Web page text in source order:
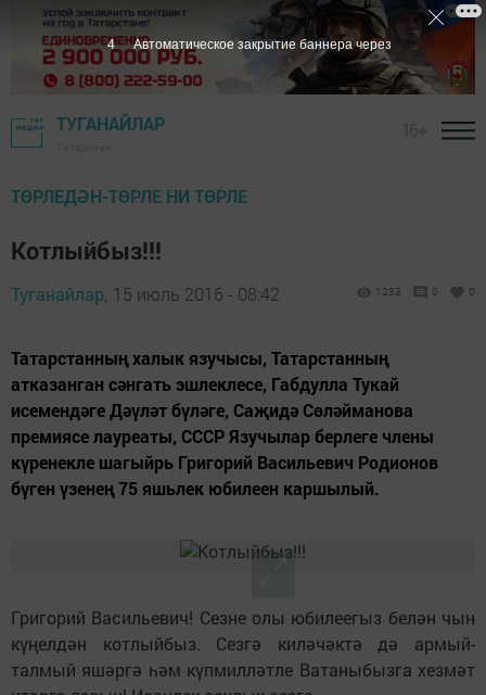
ТУГАНАЙЛАР
ТӨРЛЕДӘН-ТӨРЛЕ НИ ТӨРЛЕ
Котлыйбыз!!!
Туганайлар, 15 июль 2016 - 08:42 1233 0 0
Татарстанның халык язучысы, Татарстанның
атказанган сәнгать эшлеклесе, Габдулла Тукай
исемендәге Дәүләт бүләге, Саҗидә Сөләйманова
премиясе лауреаты, СССР Язучылар берлеге члены
күренекле шагыйрь Григорий Васильевич Родионов
бүген үзенең 75 яшьлек юбилеен каршылый.
Григорий Васильевич! Сезне олы юбилеегыз белән чын
күңелдән котлыйбыз. Сезгә киләчәктә дә армый-
талмый яшәргә һәм күпмилләтле Ватаныбызга хезмәт
3 Автоматическое закрытие баннера через